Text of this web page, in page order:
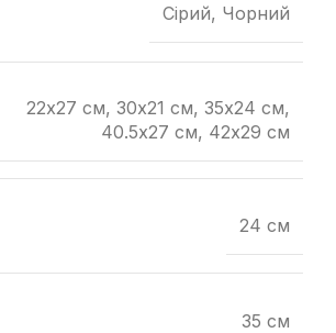
Сірий, Чорний
22х27 см, 30х21 см, 35х24 см,
40.5х27 см, 42х29 см
24 см
35 см